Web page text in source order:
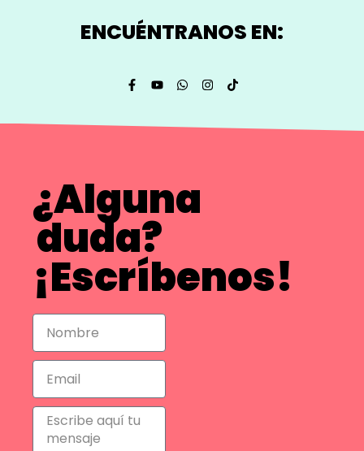
ENCUÉNTRANOS EN:
¿Alguna
duda?
¡Escríbenos!